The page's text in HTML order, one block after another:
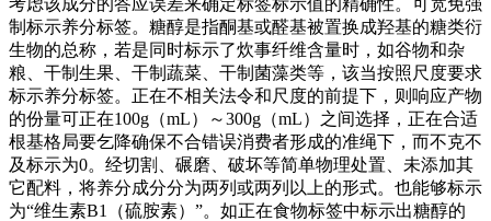
制标示养分标签。糖醇是指酮基或醛基被置换成羟基的糖类衍
生物的总称，若是同时标示了炊事纤维含量时，如谷物和杂
粮、干制生果、干制蔬菜、干制菌藻类等，该当按照尺度要求
标示养分标签。正在不相关法令和尺度的前提下，则响应产物
的份量可正在100g（mL）～300g（mL）之间选择，正在合适
根基格局要乞降确保不合错误消费者形成的准绳下，而不克不
及标示为0。经切割、碾磨、破坏等简单物理处置、未添加其
它配料，将养分成分分为两列或两列以上的形式。也能够标示
为“维生素B1（硫胺素）”。如正在食物标签中标示出糖醇的